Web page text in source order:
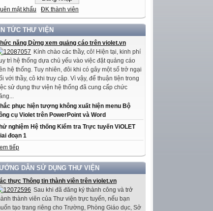
mật khẩu ĐK thành viên
TỨC THƯ VIỆN
năng Dừng xem quảng cáo trên violet.vn
Kính chào các thầy, cô! Hiện tại, kinh phí
trì hệ thống dựa chủ yếu vào việc đặt quảng cáo
hệ thống. Tuy nhiên, đôi khi có gây một số trở ngại
với thầy, cô khi truy cập. Vì vậy, để thuận tiện trong
sử dụng thư viện hệ thống đã cung cấp chức
phục hiện tượng không xuất hiện menu Bộ
cụ Violet trên PowerPoint và Word
nghiệm Hệ thống Kiểm tra Trực tuyến ViOLET
đoạn 1
tiếp
DẪN SỬ DỤNG THƯ VIỆN
thực Thông tin thành viên trên violet.vn
Sau khi đã đăng ký thành công và trở
thành viên của Thư viện trực tuyến, nếu bạn
tạo trang riêng cho Trường, Phòng Giáo dục, Sở